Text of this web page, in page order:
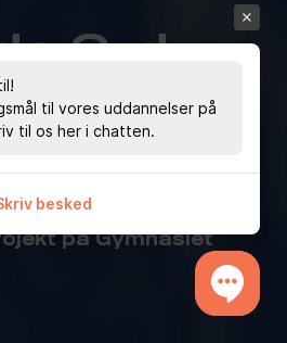
Ord
om
Tovværk - et
på Gymnasiet
til vores uddannelser på
til os her i chatten.
besked